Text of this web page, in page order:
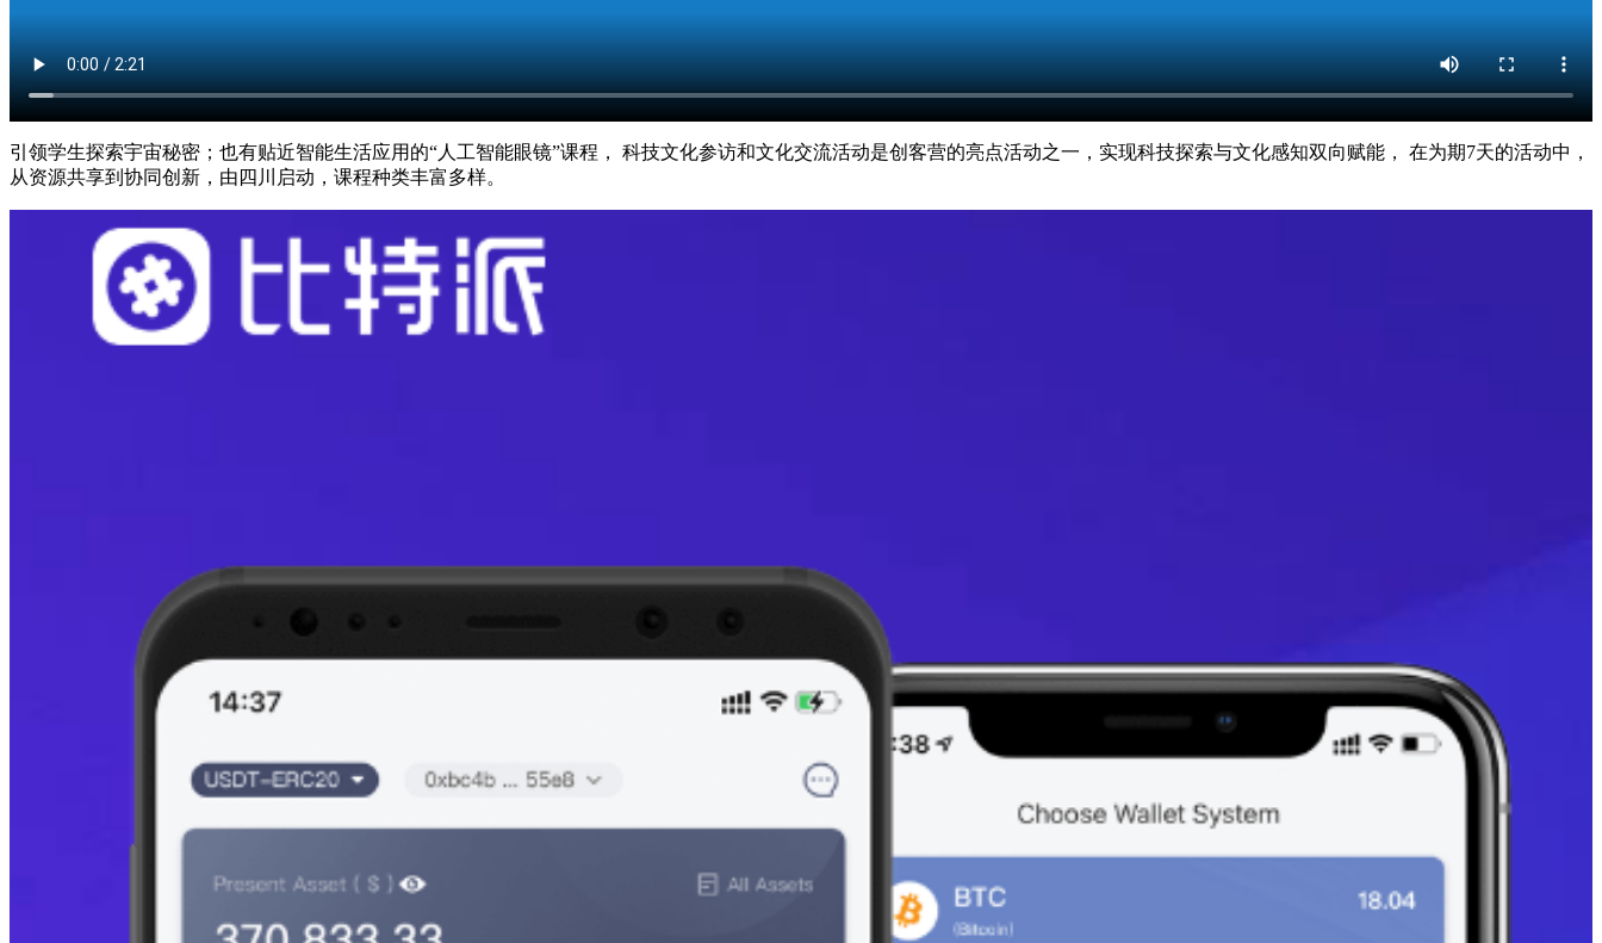
引领学生探索宇宙秘密；也有贴近智能生活应用的“人工智能眼镜”课程， 科技文化参访和文化交流活动是创客营的亮点活动之一，实现科技探索与文化感知双向赋能， 在为期7天的活动中，
从资源共享到协同创新，由四川启动，课程种类丰富多样。